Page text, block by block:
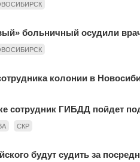
больничный осудили
колонии в
сотрудник ГИБДД пойдет
СКР
будут судить за